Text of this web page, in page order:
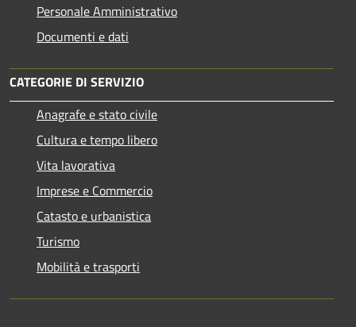
Personale Amministrativo
Documenti e dati
CATEGORIE DI SERVIZIO
Anagrafe e stato civile
Cultura e tempo libero
Vita lavorativa
Imprese e Commercio
Catasto e urbanistica
Turismo
Mobilità e trasporti